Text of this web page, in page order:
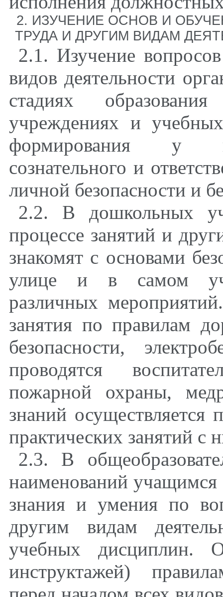
2. ИЗУЧЕНИЕ ОСНОВ И
ТРУДА И ДРУГИМ ВИДАМ
2.1. Изучение
видов деятельности
стадиях
учреждениях и
формирования у
сознательного и
личной безопасности и
2.2. В дошкольных
процессе занятий и
знакомят с основами
улице и в самом
различных
занятия по правилам
безопасности,
проводятся
пожарной охраны,
знаний осуществляется
практических занятий с
2.3. В
наименований
знания и умения по
другим видам
учебных дисциплин.
инструктажей)